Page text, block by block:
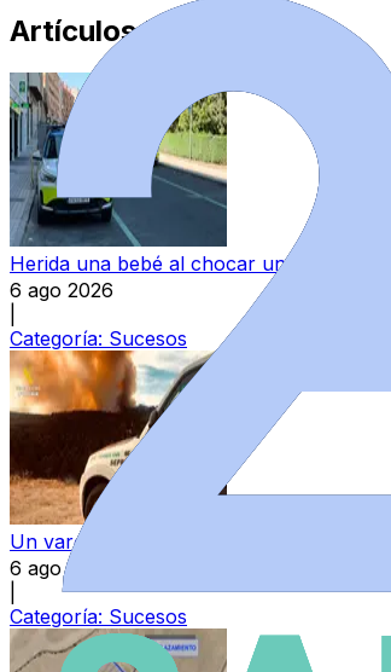
Artículos Destacados
Herida una bebé al chocar un turismo
6 ago 2026
Categoría: Sucesos
Un varón, investigado como presunto
6 ago 2026
Categoría: Sucesos